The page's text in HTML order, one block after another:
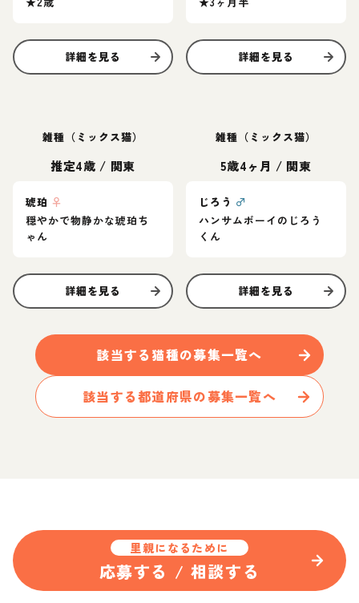
詳細を見る 詳細を見る
雑種（ミックス猫）
推定4歳 / 関東
琥珀 ♀
穏やかで物静かな琥珀ち
ゃん
詳細を見る
雑種（ミックス猫）
5歳4ヶ月 / 関東
じろう ♂
ハンサムボーイのじろう
くん
詳細を見る
該当する 猫種の募集一覧へ
該当する都道府県の募集一覧へ
里親になるために
応募する / 相談する